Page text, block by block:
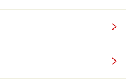
潜在能力テスト」
19:15～「宝塚プ